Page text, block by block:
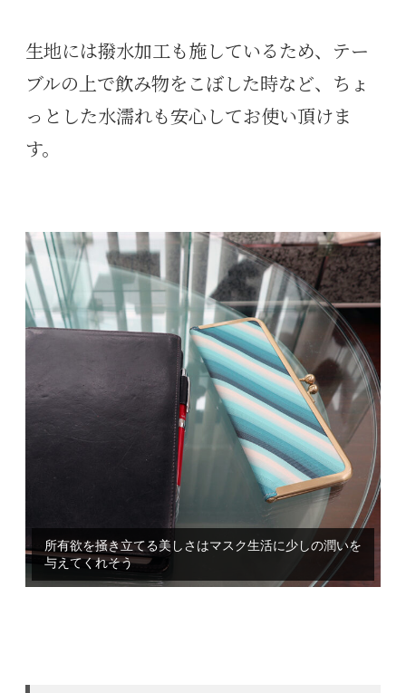
生地には撥水加工も施しているため、テー
ブルの上で飲み物をこぼした時など、ちょ
っとした水濡れも安心してお使い頂けま
す。
所有欲を掻き立てる美しさはマスク生活に少しの潤いを
与えてくれそう
撥水加工してあるので、多少に水濡れにも安心です